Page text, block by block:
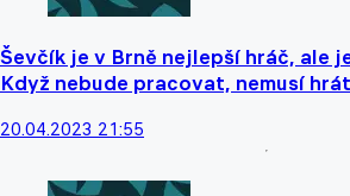
Ševčík je v Brně nejlepší hráč, ale
Když nebude pracovat, nemusí
20.04.2023 21:55